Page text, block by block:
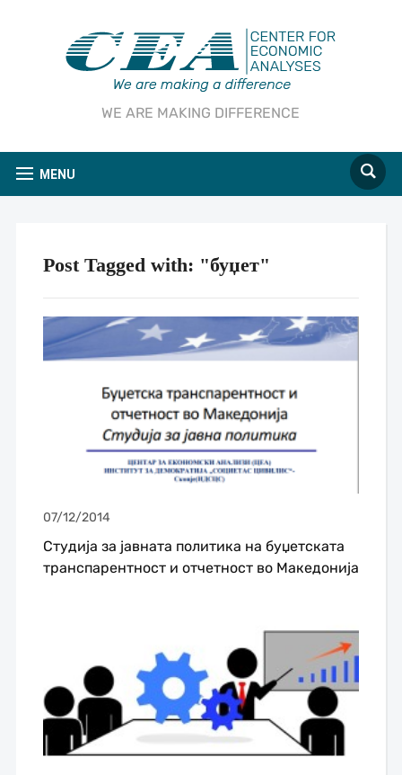
WE ARE MAKING DIFFERENCE
MENU
Post Tagged with: "буџет"
07/12/2014
Студија за јавната политика на буџетската
транспарентност и отчетност во Македонија